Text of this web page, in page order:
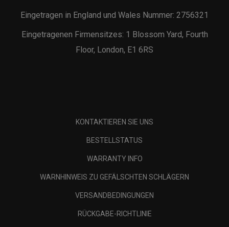
Eingetragen in England und Wales Nummer: 2756321
Eingetragenen Firmensitzes: 1 Blossom Yard, Fourth
Floor, London, E1 6RS
KONTAKTIEREN SIE UNS
BESTELLSTATUS
WARRANTY INFO
WARNHINWEIS ZU GEFÄLSCHTEN SCHLÄGERN
VERSANDBEDINGUNGEN
RÜCKGABE-RICHTLINIE